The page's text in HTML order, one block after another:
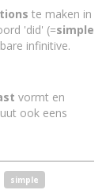
te maken in
'did' (=simple
infinitive.
vormt en
ook eens
simple